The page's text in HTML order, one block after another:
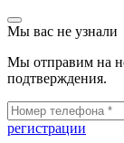
Мы вас не узнали
Мы отправим на
подтверждения.
регистрации